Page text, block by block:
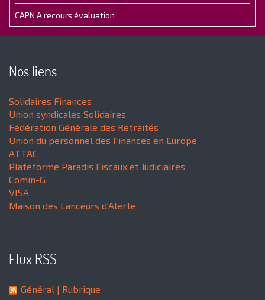
CAPN A recours évaluation
Nos liens
Solidaires Finances
Union syndicales Solidaires
Fédération Générale des Retraités
Union du personnel des Finances en Europe
ATTAC
Plateforme Paradis Fiscaux et Judiciaires
Comin-G
VISA
Maison des Lanceurs d'Alerte
Flux RSS
Général | Rubrique